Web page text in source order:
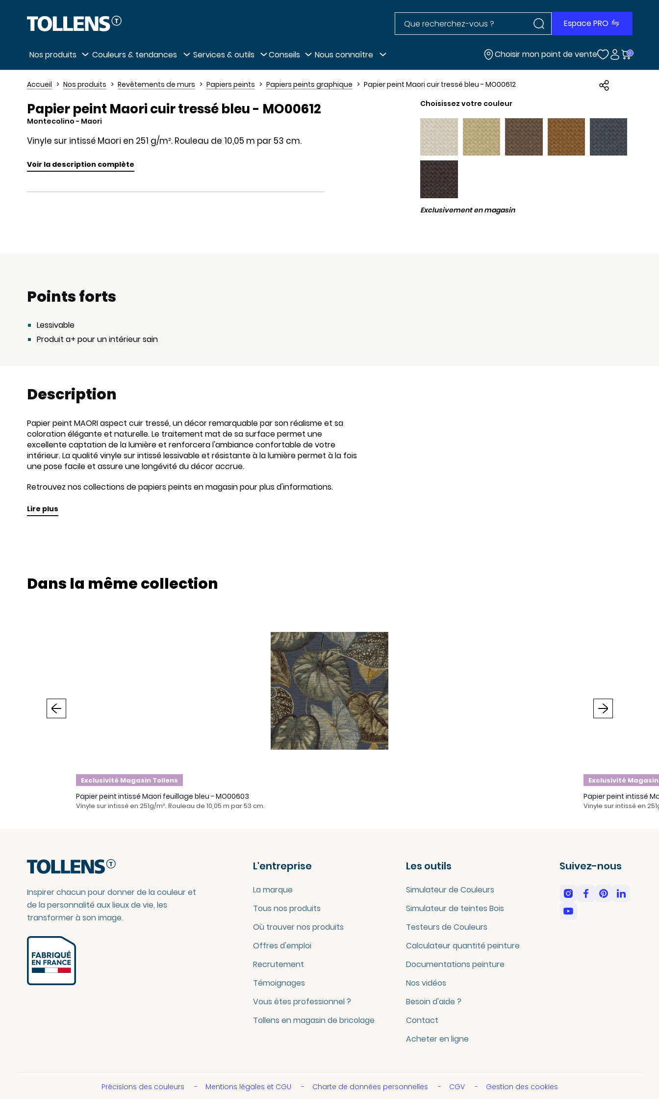
Passer la liste des magasins et aller au pied de page Rechercher dans le site Rechercher dans le site
Espace PRO
Nos produits Couleurs & tendances Services & outils Conseils Nous connaître Choisir mon point de vente 0
Accueil Nos produits Revêtements de murs Papiers peints Papiers peints graphique Papier peint Maori cuir tressé bleu - MO00612
Papier peint Maori cuir tressé bleu - MO00612
Montecolino - Maori
Vinyle sur intissé Maori en 251 g/m². Rouleau de 10,05 m par 53 cm.
Voir la description complète
Choisissez votre couleur
Exclusivement en magasin
Points forts
Lessivable
Produit a+ pour un intérieur sain
Description
Papier peint MAORI aspect cuir tressé, un décor remarquable par son réalisme et sa
coloration élégante et naturelle. Le traitement mat de sa surface permet une
excellente captation de la lumière et renforcera l'ambiance confortable de votre
intérieur. La qualité vinyle sur intissé lessivable et résistante à la lumière permet à la fois
une pose facile et assure une longévité du décor accrue.
Retrouvez nos collections de papiers peints en magasin pour plus d'informations.
Lire plus
Dans la même collection
Exclusivité Magasin Tollens
Papier peint intissé Maori feuillage bleu - MO00603
Vinyle sur intissé en 251g/m². Rouleau de 10,05 m par 53 cm.
Exclusivité
Papier peint intissé
Vinyle sur intissé en
Inspirer chacun pour donner de la couleur et
de la personnalité aux lieux de vie, les
transformer à son image.
L'entreprise
La marque
Tous nos produits
Où trouver nos produits
Offres d'emploi
Recrutement
Témoignages
Vous êtes professionnel ?
Tollens en magasin de bricolage
Les outils
Simulateur de Couleurs
Simulateur de teintes Bois
Testeurs de Couleurs
Calculateur quantité peinture
Documentations peinture
Nos vidéos
Besoin d'aide ?
Contact
Acheter en ligne
Suivez-nous
Précisions des couleurs Mentions légales et CGU Charte de données personnelles CGV Gestion des cookies